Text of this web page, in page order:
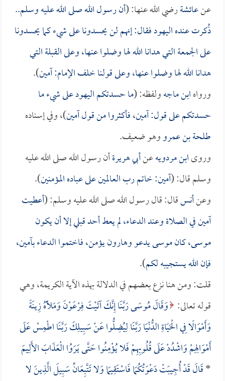
عنعائشةرضي الله عنها: (أن رسول الله صلى الله عليه وسلم..
ذُكرت عنده اليهود فقال: إنهم لن يحسدونا على شيء كما يحسدونا
على الجمعة التي هدانا الله لها وضلوا عنها، وعلى القبلة التي
هدانا الله لها وضلوا عنها، وعلى قولنا خلف الإمام: آمين).
ورواهابن ماجهولفظه: (ما حسدتكم اليهود على شيء ما
حسدتكم على قول: آمين، فأكثروا من قول آمين)، وفي إسناده
طلحة بن عمرووهو ضعيف.
وروىابن مردويهعنأبي هريرةأن رسول الله صلى الله عليه
وسلم قال: (آمين: خاتم رب العالمين على عباده المؤمنين).
وعنأنسقال: قال رسول الله صلى الله عليه وسلم: (أعطيت
آمين في الصلاة وعند الدعاء، لم يعط أحد قبلي إلا أن يكون
موسى، كان موسى يدعو وهارون يؤمن، فاختموا الدعاء بآمين،
فإن الله يستجيبه لكم).
قلت: ومن هنا نزع بعضهم في الدلالة بهذه الآية الكريمة، وهي
قوله تعالى: وَقَالَ مُوسَى رَبَّنَا إِنَّكَ آتَيْتَ فِرْعَوْنَ وَمَلَأَهُ زِينَةً
وَأَمْوَالًا فِي الْحَيَاةِ الدُّنْيَا رَبَّنَا لِيُضِلُّوا عَنْ سَبِيلِكَ رَبَّنَا اطْمِسْ عَلَى
أَمْوَالِهِمْ وَاشْدُدْ عَلَى قُلُوبِهِمْ فَلا يُؤْمِنُوا حَتَّى يَرَوُا الْعَذَابَ الأَلِيمَ
*قَالَ قَدْ أُجِيبَتْ دَعْوَتُكُمَا فَاسْتَقِيمَا وَلا تَتَّبِعَانِّ سَبِيلَ الَّذِينَ لا